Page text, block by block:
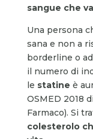
sangue che
Una persona
sana e non a
borderline o
il numero di
le statine è
OSMED 2018
Farmaco). Si
colesterolo